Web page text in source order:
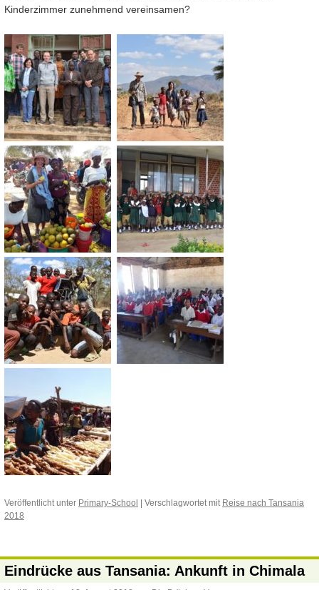
Kinderzimmer zunehmend vereinsamen?
Veröffentlicht unter Primary-School | Verschlagwortet mit Reise nach Tansania
2018
Eindrücke aus Tansania: Ankunft in Chimala